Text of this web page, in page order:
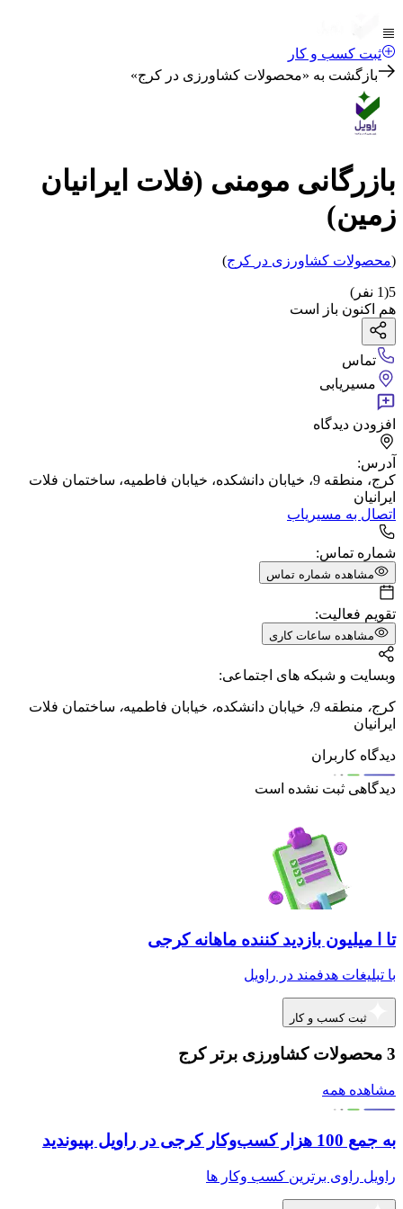
ثبت کسب و کار
بازگشت به «محصولات کشاورزی در کرج»
بازرگانی مومنی (فلات ایرانیان
زمین)
(محصولات کشاورزی در کرج)
5
(
1 نفر)
هم اکنون باز است
تماس
مسیریابی
افزودن دیدگاه
آدرس:
کرج، منطقه 9، خیابان دانشکده، خیابان فاطمیه، ساختمان فلات
ایرانیان
اتصال به مسیریاب
شماره تماس:
مشاهده شماره تماس
تقویم فعالیت:
مشاهده ساعات کاری
وبسایت و شبکه های اجتماعی:
کرج، منطقه 9 ، خیابان دانشکده، خیابان فاطمیه، ساختمان فلات
ایرانیان
دیدگاه کاربران
دیدگاهی ثبت نشده است
تا ا میلیون بازدید کننده ماهانه کرجی
با تبلیغات هدفمند در راویل
ثبت کسب و کار
3 محصولات کشاورزی برتر کرج
مشاهده همه
به جمع 100 هزار کسب‌وکار کرجی در راویل بپیوندید
راویل راوی برترین کسب وکار ها